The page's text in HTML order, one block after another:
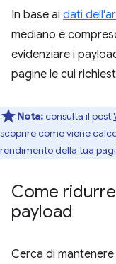
In base ai dati
mediano è
evidenziare i
pagine le cui
Nota:consulta il post
scoprire come viene
rendimento della tua
Come
payload
Cerca di